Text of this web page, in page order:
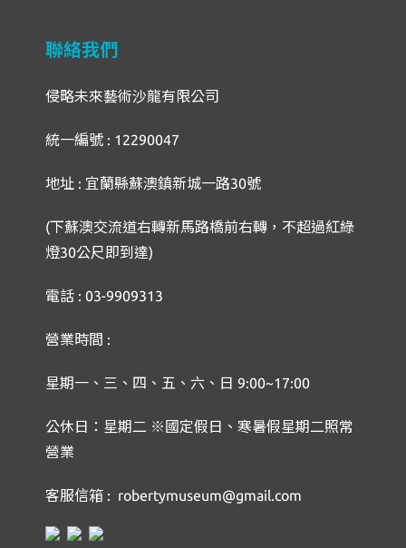
聯絡我們
侵略未來藝術沙龍有限公司
統一編號 : 12290047
地址 : 宜蘭縣蘇澳鎮新城一路30號
(下蘇澳交流道右轉新馬路橋前右轉，不超過紅綠
燈30公尺即到達)
電話 : 03-9909313
營業時間 :
星期一、三、四、五、六、日 9:00~17:00
公休日：星期二 ※國定假日、寒暑假星期二照常
營業
客服信箱 : robertymuseum@gmail.com